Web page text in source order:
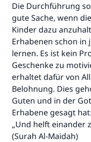
Die Durchführung
gute Sache, wenn
Kinder dazu
Erhabenen schon in
lernen. Es ist kein
Geschenke zu
erhaltet dafür von
Belohnung. Dies
Guten und in der
Erhabene gesagt hat:
„Und helft einander
(Surah Al-Maidah)
Die Antwort
Unterstütze
Der Prophet -
"Wer zum